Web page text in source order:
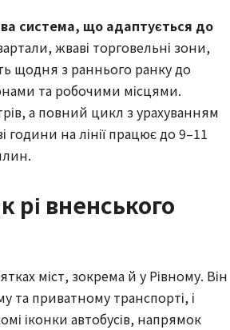
система, що адаптується до
жваві торговельні зони,
щодня з раннього ранку до
та робочими місцями.
а повний цикл з урахуванням
години на лінії працює до 9–11
рі вненського
міст, зокрема й у Рівному. Він
та приватному транспорті, і
іконки автобусів, напрямок